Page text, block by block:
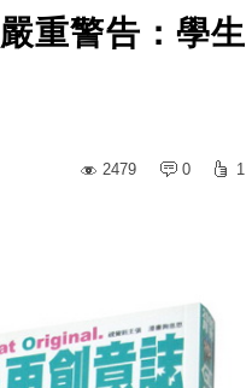
重警告：學生
2479
0 1